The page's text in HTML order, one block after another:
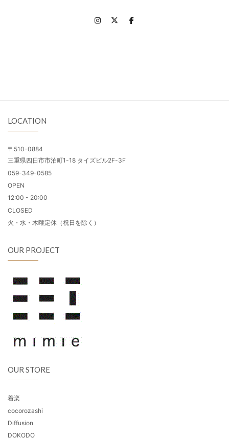
LOCATION
〒510-0884
三重県四日市市泊町1-18 タイズビル2F-3F
059-349-0585
OPEN
12:00 - 20:00
CLOSED
火・水・木曜定休（祝日を除く）
OUR PROJECT
OUR STORE
着楽
cocorozashi
Diffusion
DOKODO